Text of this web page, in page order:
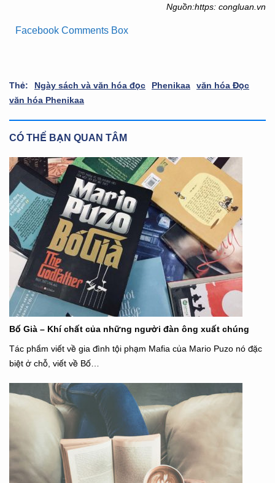
Nguồn:https: congluan.vn
Facebook Comments Box
Thẻ: Ngày sách và văn hóa đọc Phenikaa văn hóa Đọc
văn hóa Phenikaa
CÓ THỂ BẠN QUAN TÂM
Bố Già – Khí chất của những người đàn ông xuất chúng
Tác phẩm viết về gia đình tội phạm Mafia của Mario Puzo nó đặc
biệt ở chỗ, viết về Bố…